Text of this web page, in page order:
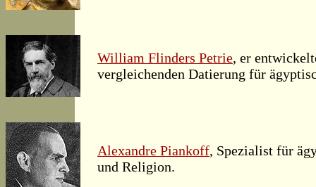
William Flinders Petrie, er
vergleichenden Datierung für
Alexandre Piankoff, Spezialist für
und Religion.